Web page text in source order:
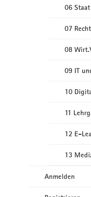
06
07 Recht
08
09 IT
10
11
12 E-
13
Anmelden